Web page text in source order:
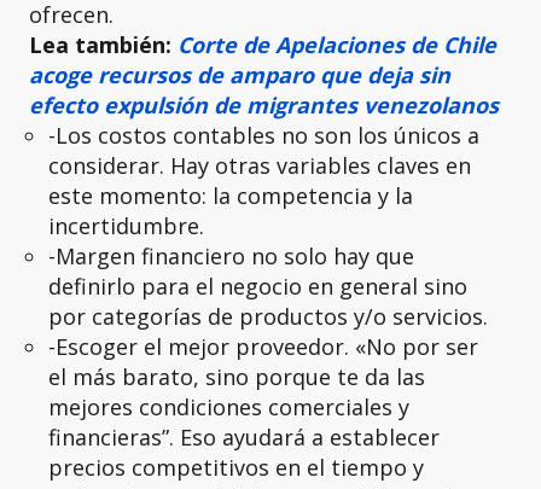
ofrecen.
Lea también: Corte de Apelaciones de Chile
acoge recursos de amparo que deja sin
efecto expulsión de migrantes venezolanos
-Los costos contables no son los únicos a
considerar. Hay otras variables claves en
este momento: la competencia y la
incertidumbre.
-Margen financiero no solo hay que
definirlo para el negocio en general sino
por categorías de productos y/o servicios.
-Escoger el mejor proveedor. «No por ser
el más barato, sino porque te da las
mejores condiciones comerciales y
financieras”. Eso ayudará a establecer
precios competitivos en el tiempo y